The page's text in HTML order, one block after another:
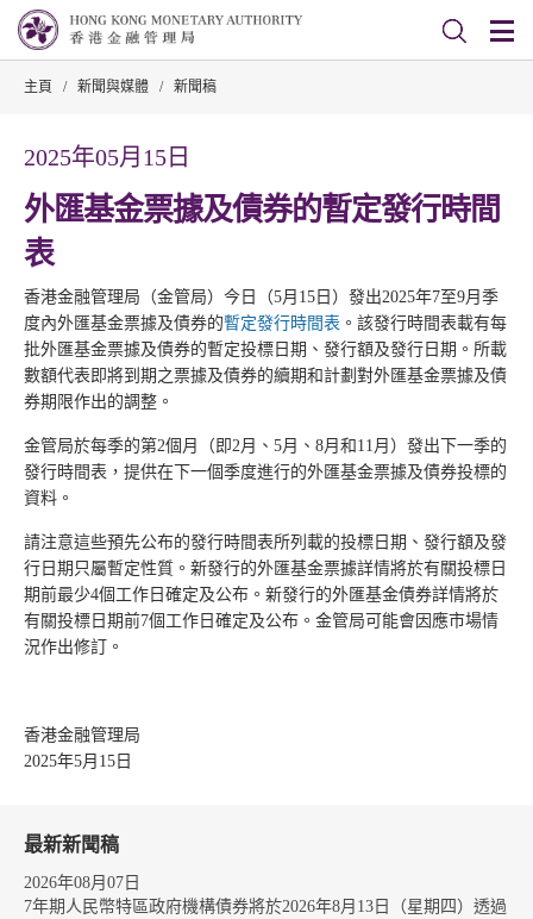
主頁 / 新聞與媒體 / 新聞稿
2025年05月15日
外匯基金票據及債券的暫定發行時間
表
香港金融管理局（金管局）今日（5月15日）發出2025年7至9月季
度內外匯基金票據及債券的暫定發行時間表 。該發行時間表載有每
批外匯基金票據及債券的暫定投標日期、發行額及發行日期。所載
數額代表即將到期之票據及債券的續期和計劃對外匯基金票據及債
券期限作出的調整。
金管局於每季的第2個月（即2月、5月、8月和11月）發出下一季的
發行時間表，提供在下一個季度進行的外匯基金票據及債券投標的
資料。
請注意這些預先公布的發行時間表所列載的投標日期、發行額及發
行日期只屬暫定性質。新發行的外匯基金票據詳情將於有關投標日
期前最少4個工作日確定及公布。新發行的外匯基金債券詳情將於
有關投標日期前7個工作日確定及公布。金管局可能會因應市場情
況作出修訂。
香港金融管理局
2025年5月15日
最新新聞稿
2026年08月07日
7年期人民幣特區政府機構債券將於2026年8月13日（星期四）透過